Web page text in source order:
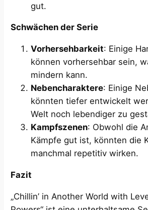
gut.
Schwächen der Serie
Vorhersehbarkeit: Einige
können vorhersehbar sein,
mindern kann.
Nebencharaktere: Einige
könnten tiefer entwickelt
Welt noch lebendiger zu
Kampfszenen: Obwohl die
Kämpfe gut ist, könnten die
manchmal repetitiv wirken.
Fazit
„Chillin’ in Another World with